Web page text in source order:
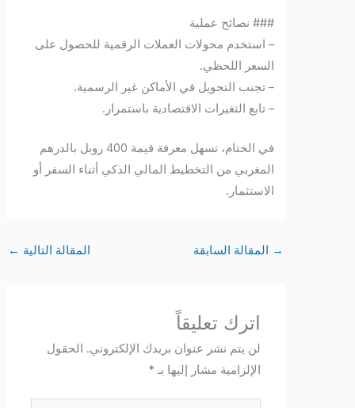
### نصائح عملية
– استخدم محولات العملات الرقمية للحصول على
السعر اللحظي.
– تجنب التحويل في الأماكن غير الرسمية.
– تابع التغيرات الاقتصادية باستمرار.
في الختام، تسهل معرفة قيمة 400 روبل بالدرهم
المغربي من التخطيط المالي الذكي أثناء السفر أو
الاستثمار.
المقالة السابقة المقالة التالية←
اترك تعليقاً
لن يتم نشر عنوان بريدك الإلكتروني. الحقول
الإلزامية مشار إليها بـ*